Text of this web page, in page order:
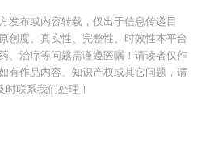
发布或内容转载，仅出于信息传递目
创度、真实性、完整性、时效性本平台
、治疗等问题需谨遵医嘱！请读者仅作
有作品内容、知识产权或其它问题，请
联系我们处理！